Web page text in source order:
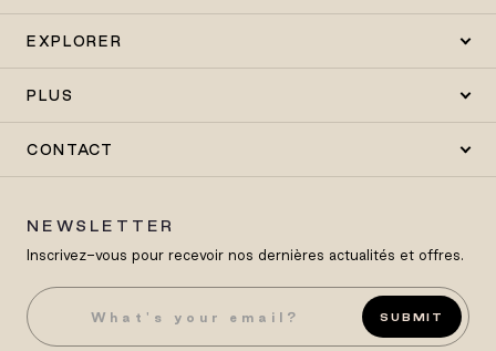
EXPLORER
PLUS
CONTACT
NEWSLETTER
Inscrivez-vous pour recevoir nos dernières actualités et offres.
SUBMIT